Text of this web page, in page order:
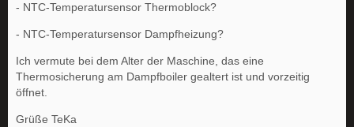
- NTC-Temperatursensor Thermoblock?
- NTC-Temperatursensor Dampfheizung?
Ich vermute bei dem Alter der Maschine, das eine
Thermosicherung am Dampfboiler gealtert ist und vorzeitig
öffnet.
Grüße TeKa